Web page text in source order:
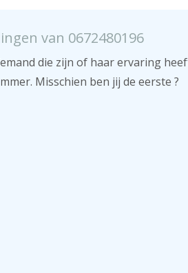
van 0672480196
die zijn of haar ervaring
Misschien ben jij de eerste ?